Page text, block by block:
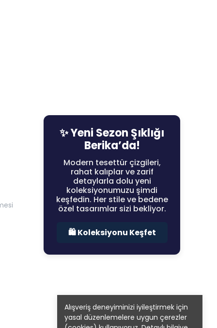
Alışveriş deneyiminizi iyileştirmek için
yasal düzenlemelere uygun çerezler
✨ Yeni Sezon Şıklığı
Berika’da!
Modern tesettür çizgileri,
rahat kalıplar ve zarif
detaylarla dolu yeni
koleksiyonumuzu şimdi
keşfedin. Her stile ve bedene
özel tasarımlar sizi bekliyor.
🛍️ Koleksiyonu Keşfet